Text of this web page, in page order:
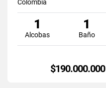
Colombia
1
Alcobas
1
Baño
$190.000.000